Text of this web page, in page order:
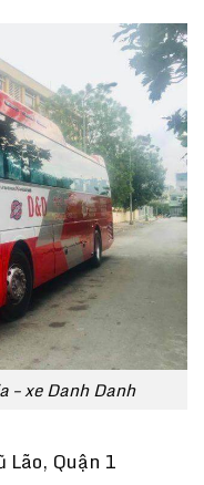
– xe Danh Danh
Lão, Quận 1